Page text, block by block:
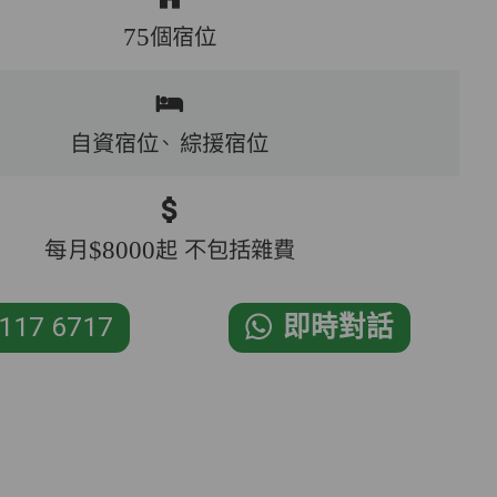
75個宿位
自資宿位、 綜援宿位
每月$8000起 不包括雜費
6717 即時對話